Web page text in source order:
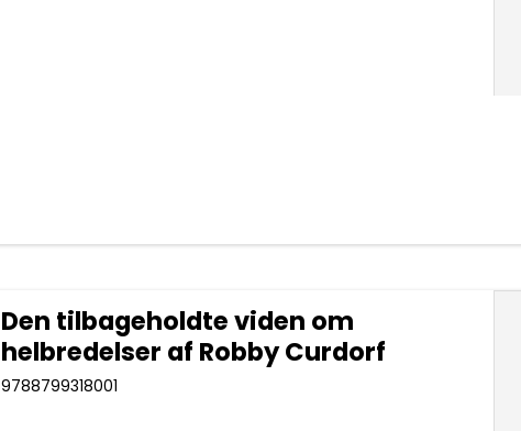
Den tilbageholdte viden om
helbredelser af Robby Curdorf
9788799318001